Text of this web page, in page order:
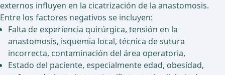
externos influyen en la cicatrización de la anastomosis.
Entre los factores negativos se incluyen:
Falta de experiencia quirúrgica, tensión en la
anastomosis, isquemia local, técnica de sutura
incorrecta, contaminación del área operatoria,
Estado del paciente, especialmente edad, obesidad,